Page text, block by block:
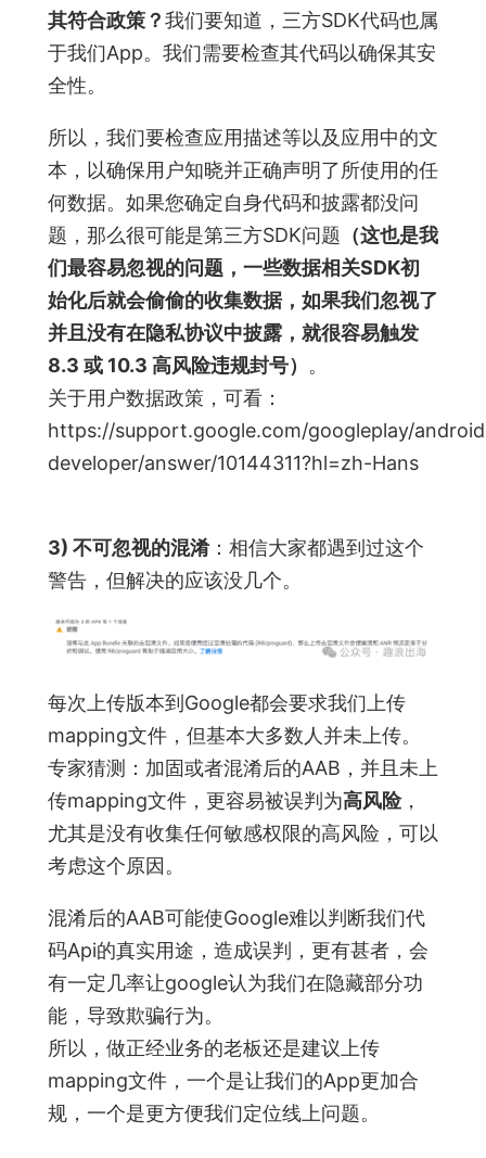
其符合政策？我们要知道，三方SDK代码也属
于我们App。我们需要检查其代码以确保其安
全性。
所以，我们要检查应用描述等以及应用中的文
本，以确保用户知晓并正确声明了所使用的任
何数据。如果您确定自身代码和披露都没问
题，那么很可能是第三方SDK问题 （这也是我
们最容易忽视的问题，一些数据相关SDK初
始化后就会偷偷的收集数据，如果我们忽视了
并且没有在隐私协议中披露，就很容易触发
8.3 或 10.3 高风险违规封号） 。
关于用户数据政策，可看：
https://support.google.com/googleplay/
developer/answer/10144311?hl=zh-Hans
3) 不可忽视的混淆：相信大家都遇到过这个
警告，但解决的应该没几个。
每次上传版本到Google都会要求我们上传
mapping文件，但基本大多数人并未上传。
专家猜测：加固或者混淆后的AAB，并且未上
传mapping文件，更容易被误判为高风险，
尤其是没有收集任何敏感权限的高风险，可以
考虑这个原因。
混淆后的AAB可能使Google难以判断我们代
码Api的真实用途，造成误判，更有甚者，会
有一定几率让google认为我们在隐藏部分功
能，导致欺骗行为。
所以，做正经业务的老板还是建议上传
mapping文件，一个是让我们的App更加合
规，一个是更方便我们定位线上问题。